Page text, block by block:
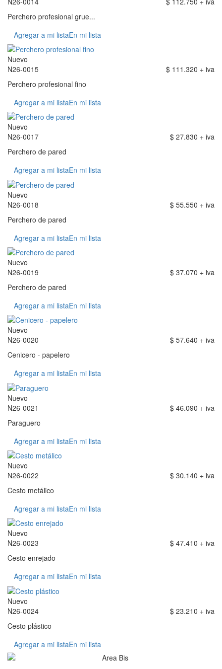
Perchero profesional grue...
Agregar a mi listaEn mi lista
Nuevo
N26-0015
$ 111.320 + iva
Perchero profesional fino
Agregar a mi listaEn mi lista
Nuevo
N26-0017
$ 27.830 + iva
Perchero de pared
Agregar a mi listaEn mi lista
Nuevo
N26-0018
$ 55.550 + iva
Perchero de pared
Agregar a mi listaEn mi lista
Nuevo
N26-0019
$ 37.070 + iva
Perchero de pared
Agregar a mi listaEn mi lista
Nuevo
N26-0020
$ 57.640 + iva
Cenicero - papelero
Agregar a mi listaEn mi lista
Nuevo
N26-0021
$ 46.090 + iva
Paraguero
Agregar a mi listaEn mi lista
Nuevo
N26-0022
$ 30.140 + iva
Cesto metálico
Agregar a mi listaEn mi lista
Nuevo
N26-0023
$ 47.410 + iva
Cesto enrejado
Agregar a mi listaEn mi lista
Nuevo
N26-0024
$ 23.210 + iva
Cesto plástico
Agregar a mi listaEn mi lista